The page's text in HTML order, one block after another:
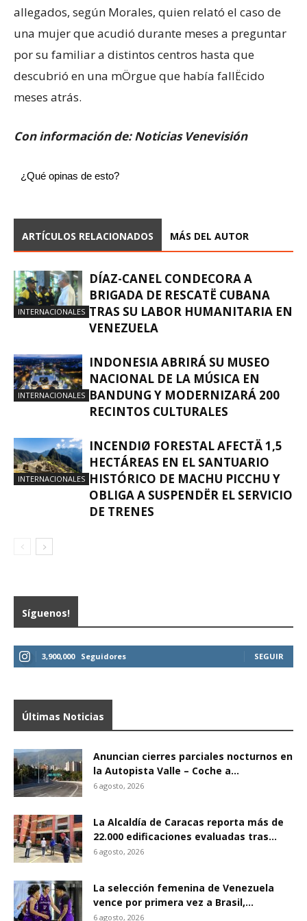
allegados, según Morales, quien relató el caso de
una mujer que acudió durante meses a preguntar
por su familiar a distintos centros hasta que
descubrió en una mÖrgue que había fallËcido
meses atrás.
Con información de: Noticias Venevisión
¿Qué opinas de esto?
ARTÍCULOS RELACIONADOS MÁS DEL AUTOR
INTERNACIONALES
DÍAZ-CANEL CONDECORA A
BRIGADA DE RESCATË CUBANA
TRAS SU LABOR HUMANITARIA EN
VENEZUELA
INTERNACIONALES
INDONESIA ABRIRÁ SU MUSEO
NACIONAL DE LA MÚSICA EN
BANDUNG Y MODERNIZARÁ 200
RECINTOS CULTURALES
INTERNACIONALES
INCENDIØ FORESTAL AFECTÄ 1,5
HECTÁREAS EN EL SANTUARIO
HISTÓRICO DE MACHU PICCHU Y
OBLIGA A SUSPENDËR EL SERVICIO
DE TRENES
Síguenos!
3,900,000 Seguidores SEGUIR
Últimas Noticias
Anuncian cierres parciales nocturnos en
la Autopista Valle – Coche a...
6 agosto, 2026
La Alcaldía de Caracas reporta más de
22.000 edificaciones evaluadas tras...
6 agosto, 2026
La selección femenina de Venezuela
vence por primera vez a Brasil,...
6 agosto, 2026